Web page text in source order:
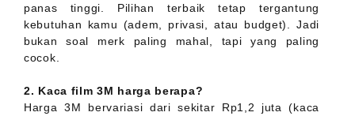
panas tinggi. Pilihan terbaik tetap tergantung
kebutuhan kamu (adem, privasi, atau budget). Jadi
bukan soal merk paling mahal, tapi yang paling
cocok.
2. Kaca film 3M harga berapa?
Harga 3M bervariasi dari sekitar Rp1,2 juta (kaca